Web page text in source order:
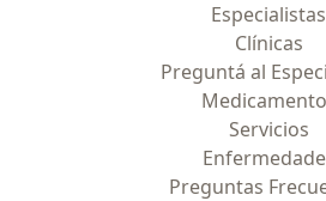
Especialistas
Clínicas
Preguntá al
Servicios
Preguntas